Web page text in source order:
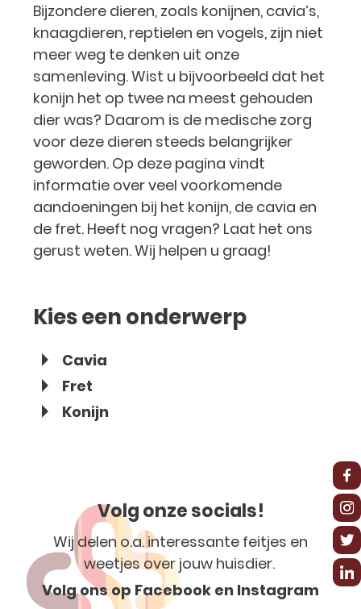
Bijzondere dieren, zoals konijnen, cavia’s,
knaagdieren, reptielen en vogels, zijn niet
meer weg te denken uit onze
samenleving. Wist u bijvoorbeeld dat het
konijn het op twee na meest gehouden
dier was? Daarom is de medische zorg
voor deze dieren steeds belangrijker
geworden. Op deze pagina vindt
informatie over veel voorkomende
aandoeningen bij het konijn, de cavia en
de fret. Heeft nog vragen? Laat het ons
gerust weten. Wij helpen u graag!
Kies een onderwerp
Cavia
Fret
Konijn
Volg onze socials!
Wij delen o.a. interessante feitjes en
weetjes over jouw huisdier.
Volg ons op Facebook en Instagram